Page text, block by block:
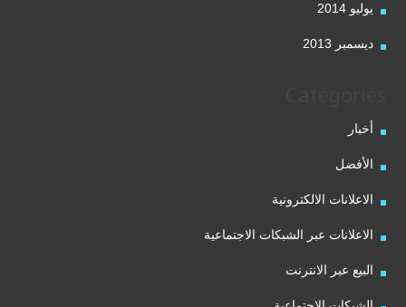
يوليو 2014
ديسمبر 2013
أخبار
الأفضل
الاعلانات الالكترونية
الاعلانات عبر الشبكات الاجتماعية
البيع عبر الانترنت